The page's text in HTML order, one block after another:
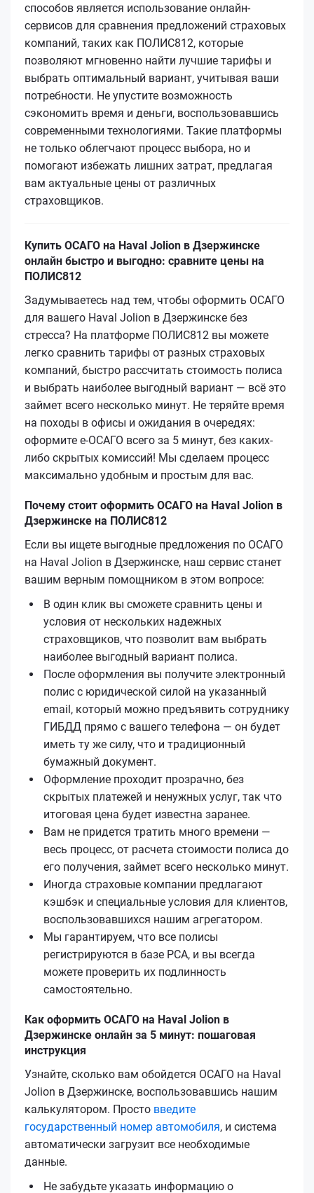
способов является использование онлайн-
сервисов для сравнения предложений страховых
компаний, таких как ПОЛИС812, которые
позволяют мгновенно найти лучшие тарифы и
выбрать оптимальный вариант, учитывая ваши
потребности. Не упустите возможность
сэкономить время и деньги, воспользовавшись
современными технологиями. Такие платформы
не только облегчают процесс выбора, но и
помогают избежать лишних затрат, предлагая
вам актуальные цены от различных
страховщиков.
Купить ОСАГО на Haval Jolion в Дзержинске
онлайн быстро и выгодно: сравните цены на
ПОЛИС812
Задумываетесь над тем, чтобы оформить ОСАГО
для вашего Haval Jolion в Дзержинске без
стресса? На платформе ПОЛИС812 вы можете
легко сравнить тарифы от разных страховых
компаний, быстро рассчитать стоимость полиса
и выбрать наиболее выгодный вариант — всё это
займет всего несколько минут. Не теряйте время
на походы в офисы и ожидания в очередях:
оформите е‑ОСАГО всего за 5 минут, без каких-
либо скрытых комиссий! Мы сделаем процесс
максимально удобным и простым для вас.
Почему стоит оформить ОСАГО на Haval Jolion в
Дзержинске на ПОЛИС812
Если вы ищете выгодные предложения по ОСАГО
на Haval Jolion в Дзержинске, наш сервис станет
вашим верным помощником в этом вопросе:
В один клик вы сможете сравнить цены и
условия от нескольких надежных
страховщиков, что позволит вам выбрать
наиболее выгодный вариант полиса.
После оформления вы получите электронный
полис с юридической силой на указанный
email, который можно предъявить сотруднику
ГИБДД прямо с вашего телефона — он будет
иметь ту же силу, что и традиционный
бумажный документ.
Оформление проходит прозрачно, без
скрытых платежей и ненужных услуг, так что
итоговая цена будет известна заранее.
Вам не придется тратить много времени —
весь процесс, от расчета стоимости полиса до
его получения, займет всего несколько минут.
Иногда страховые компании предлагают
кэшбэк и специальные условия для клиентов,
воспользовавшихся нашим агрегатором.
Мы гарантируем, что все полисы
регистрируются в базе РСА, и вы всегда
можете проверить их подлинность
самостоятельно.
Как оформить ОСАГО на Haval Jolion в
Дзержинске онлайн за 5 минут: пошаговая
инструкция
Узнайте, сколько вам обойдется ОСАГО на Haval
Jolion в Дзержинске, воспользовавшись нашим
калькулятором. Просто введите
государственный номер автомобиля, и система
автоматически загрузит все необходимые
данные.
Не забудьте указать информацию о